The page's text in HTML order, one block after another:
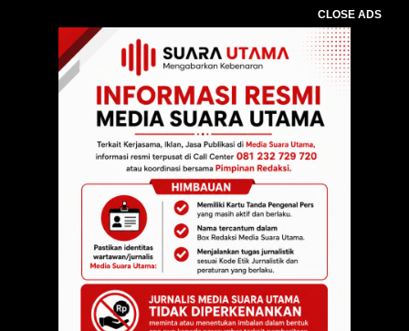
CLOSE ADS